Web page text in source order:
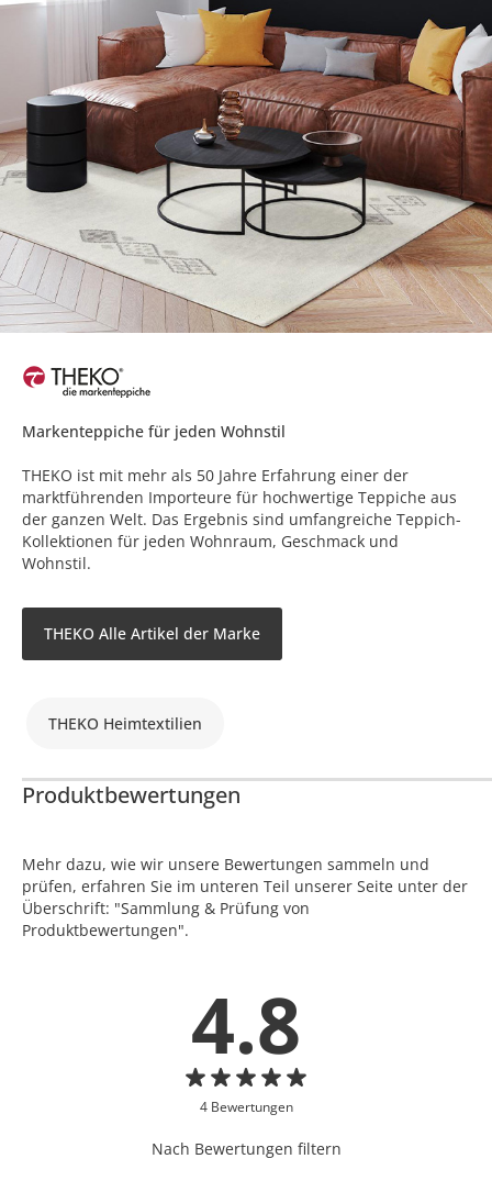
Markenteppiche für jeden Wohnstil
THEKO ist mit mehr als 50 Jahre Erfahrung einer der
marktführenden Importeure für hochwertige Teppiche aus
der ganzen Welt. Das Ergebnis sind umfangreiche Teppich-
Kollektionen für jeden Wohnraum, Geschmack und
Wohnstil.
THEKO Alle Artikel der Marke
THEKO Heimtextilien
Produktbewertungen
Mehr dazu, wie wir unsere Bewertungen sammeln und
prüfen, erfahren Sie im unteren Teil unserer Seite unter der
Überschrift: "Sammlung & Prüfung von
Produktbewertungen".
4.8
4 Bewertungen
Nach Bewertungen filtern